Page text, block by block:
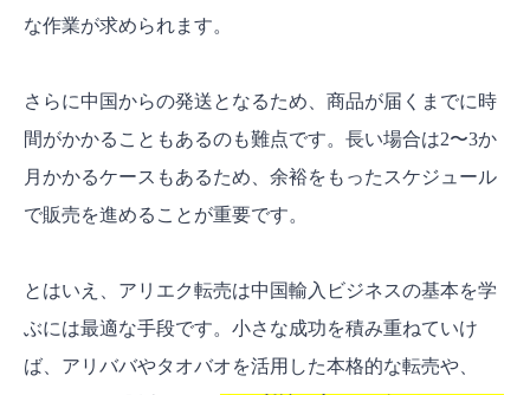
な作業が求められます。
さらに中国からの発送となるため、商品が届くまでに時
間がかかることもあるのも難点です。長い場合は2〜3か
月かかるケースもあるため、余裕をもったスケジュール
で販売を進めることが重要です。
とはいえ、アリエク転売は中国輸入ビジネスの基本を学
ぶには最適な手段です。小さな成功を積み重ねていけ
ば、アリババやタオバオを活用した本格的な転売や、